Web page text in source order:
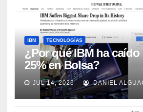
IBM TECNOLOGÍAS
¿Por qué IBM ha
25% en Bolsa?
JUL 14, 2026 DANIEL